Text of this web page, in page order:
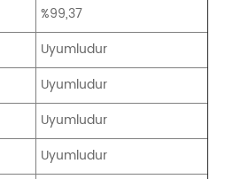
%99,37
Uyumludur
Uyumludur
Uyumludur
Uyumludur